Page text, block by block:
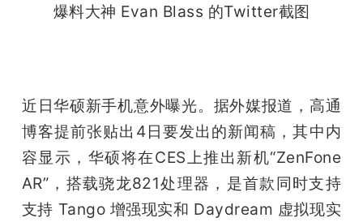
爆料大神 Evan Blass 的Twitter截图
近日华硕新手机意外曝光。据外媒报道，高通
博客提前张贴出4日要发出的新闻稿，其中内
容显示，华硕将在CES上推出新机“ZenFone
AR”，搭载骁龙821处理器，是首款同时支持
支持 Tango 增强现实和 Daydream 虚拟现实